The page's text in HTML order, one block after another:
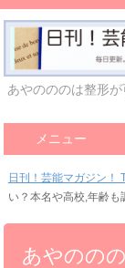
あやのののは整形
メニュー
日刊！芸能マガジン！
い？本名や高校,年齢も
あやのの